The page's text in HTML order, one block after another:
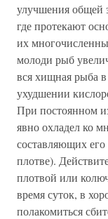
улучшения общей
где протекают
их
молоди рыб
вся хищная рыба в
ухудшении
При постоянном
явно охладел ко
составляющих
плотве).
плотвой или
время суток, в
полакомиться